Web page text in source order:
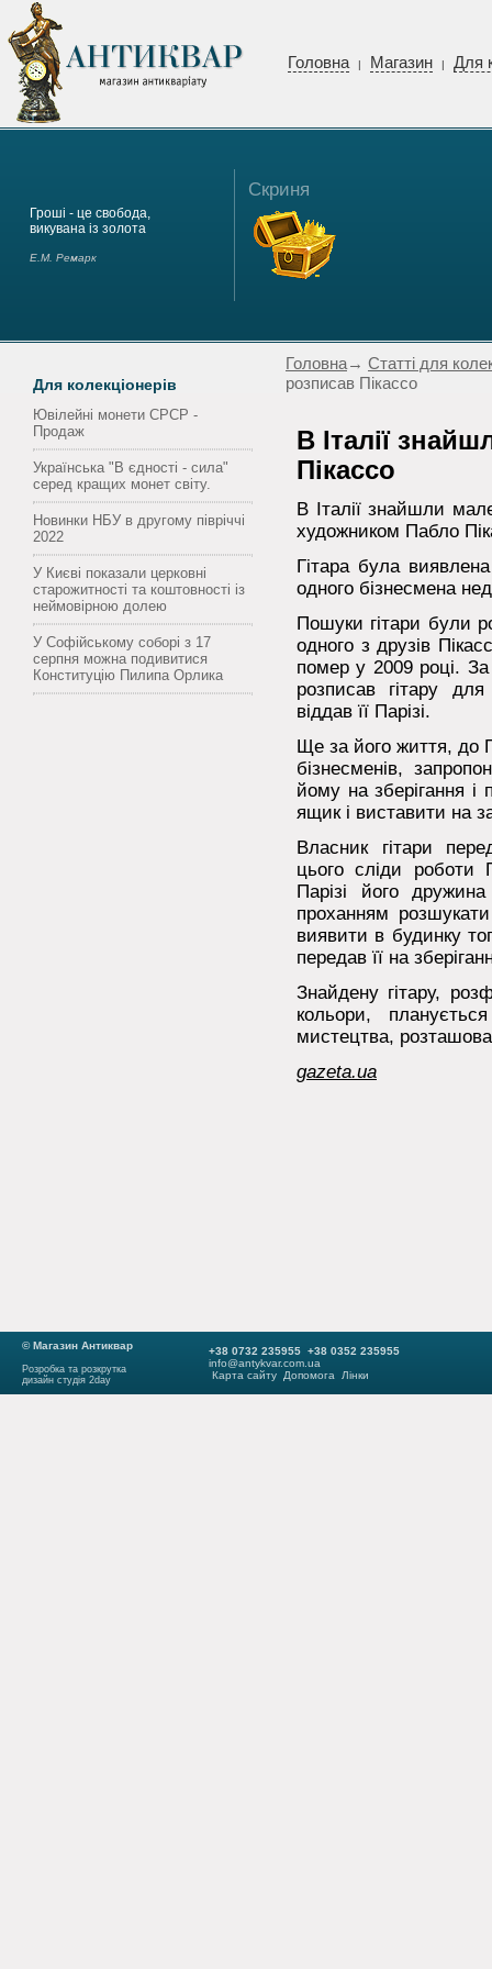
Головна | Магазин | Для
Гроші - це свобода,
викувана із золота
Е.М. Ремарк
Скриня
Для колекціонерів
Ювілейні монети СРСР -
Продаж
Українська "В єдності - сила"
серед кращих монет світу.
Новинки НБУ в другому півріччі
2022
У Києві показали церковні
старожитності та коштовності із
неймовірною долею
У Софійському соборі з 17
серпня можна подивитися
Конституцію Пилипа Орлика
Головна→ Статті для
розписав Пікассо
В Італії
Пікассо
В Італії знайшли
художником Пабло
Гітара була
одного бізнесмена
Пошуки гітари були
одного з друзів
помер у 2009 році.
розписав гітару
віддав її Парізі.
Ще за його життя, до
бізнесменів,
йому на зберігання і
ящик і виставити на
Власник гітари
цього сліди роботи
Парізі його
проханням
виявити в будинку
передав її на
Знайдену гітару,
кольори,
мистецтва,
gazeta.ua
© Магазин Антиквар
Розробка та розкрутка
дизайн студія 2day
+38 0732 235955 +38 0352 235955
info@antykvar.com.ua
Карта сайту
Допомога Лінки